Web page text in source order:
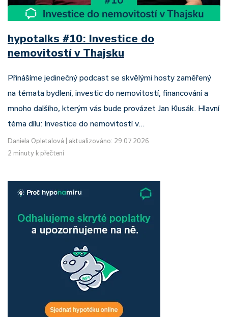
hypotalks #10: Investice do
nemovitostí v Thajsku
Přinášíme jedinečný podcast se skvělými hosty zaměřený
na témata bydlení, investic do nemovitostí, financování a
mnoho dalšího, kterým vás bude provázet Jan Klusák. Hlavní
téma dílu: Investice do nemovitostí v…
Daniela Opletalová
aktualizováno: 29.07.2026
2 minuty k přečtení